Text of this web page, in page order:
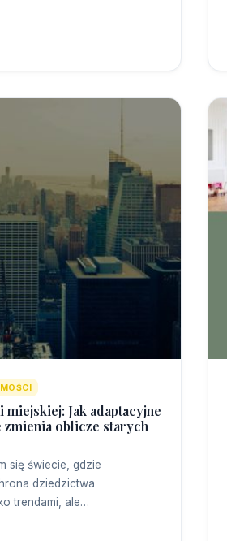
Jak adaptacyjne
oblicze starych
się świecie, gdzie
dziedzictwa
trendami, ale…